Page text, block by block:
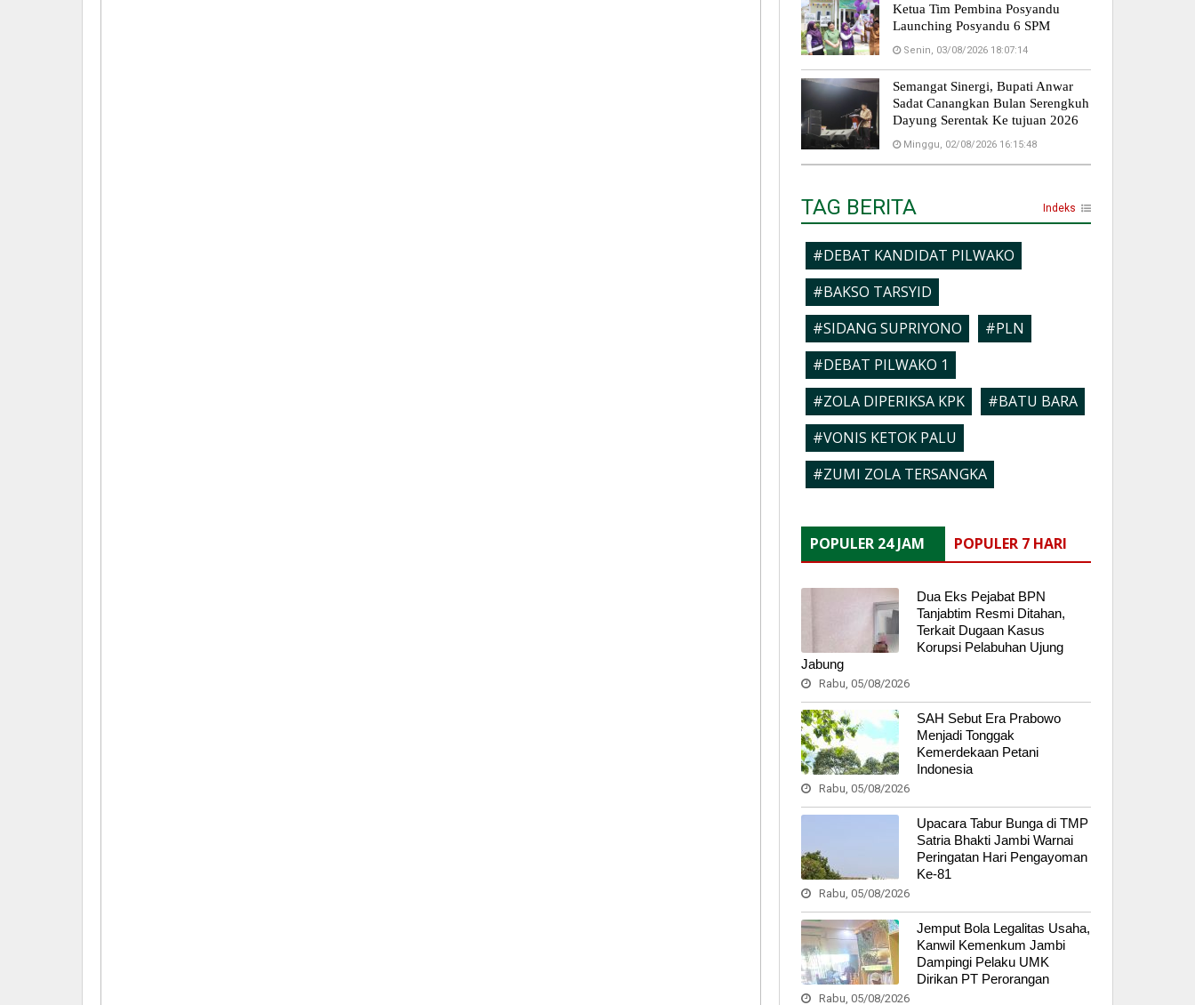
Ketua Tim Pembina Posyandu
Launching Posyandu 6 SPM
Senin, 03/08/2026 18:07:14
Semangat Sinergi, Bupati Anwar
Sadat Canangkan Bulan Serengkuh
Dayung Serentak Ke tujuan 2026
Minggu, 02/08/2026 16:15:48
TAG BERITA Indeks
#DEBAT KANDIDAT PILWAKO
#BAKSO TARSYID
#SIDANG SUPRIYONO
#PLN
#DEBAT PILWAKO 1
#ZOLA DIPERIKSA KPK
#BATU BARA
#VONIS KETOK PALU
#ZUMI ZOLA TERSANGKA
POPULER 24 JAM POPULER 7 HARI
Dua Eks Pejabat BPN
Tanjabtim Resmi Ditahan,
Terkait Dugaan Kasus
Korupsi Pelabuhan Ujung
Jabung
Rabu, 05/08/2026
SAH Sebut Era Prabowo
Menjadi Tonggak
Kemerdekaan Petani
Indonesia
Rabu, 05/08/2026
Upacara Tabur Bunga di TMP
Satria Bhakti Jambi Warnai
Peringatan Hari Pengayoman
Ke-81
Rabu, 05/08/2026
Jemput Bola Legalitas Usaha,
Kanwil Kemenkum Jambi
Dampingi Pelaku UMK
Dirikan PT Perorangan
Rabu, 05/08/2026